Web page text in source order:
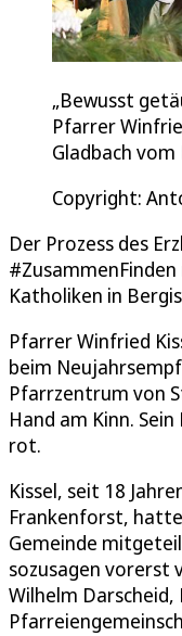
„Bewusst
Pfarrer
Gladbach
Copyright:
Der Prozess des
Katholiken in
Pfarrer Winfried
beim
Pfarrzentrum von
Hand am Kinn.
rot.
Kissel, seit 18
Frankenforst,
Gemeinde
sozusagen vorerst
Wilhelm